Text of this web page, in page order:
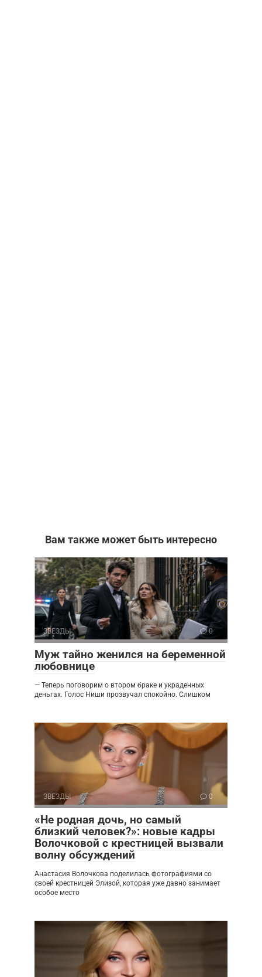
Вам также может быть интересно
ЗВЕЗДЫ 0
Муж тайно женился на беременной
любовнице
— Теперь поговорим о втором браке и украденных
деньгах. Голос Ниши прозвучал спокойно. Слишком
ЗВЕЗДЫ 0
«Не родная дочь, но самый
близкий человек?»: новые кадры
Волочковой с крестницей вызвали
волну обсуждений
Анастасия Волочкова поделилась фотографиями со
своей крестницей Элизой, которая уже давно занимает
особое место